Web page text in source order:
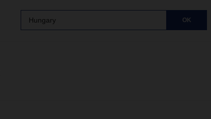
Hungary OK